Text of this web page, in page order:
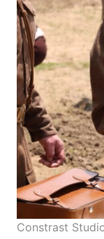
Constrast